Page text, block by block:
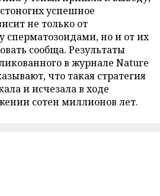
успешное
не только от
но и от их
сообща. Результаты
в журнале Nature
что такая стратегия
и исчезала в ходе
сотен миллионов лет.